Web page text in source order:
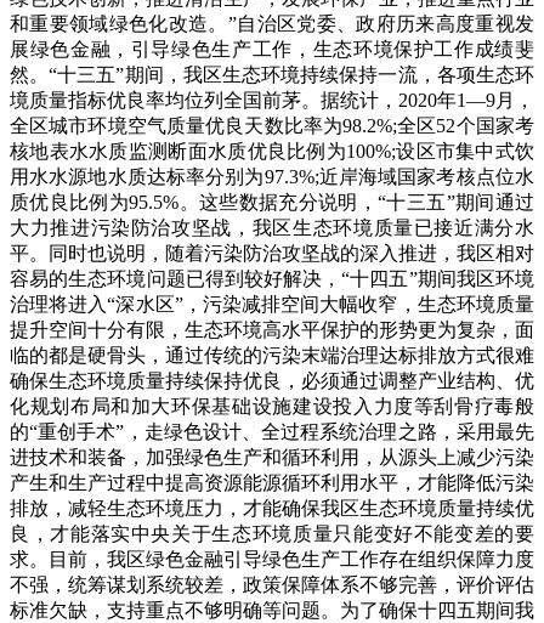
和重要领域绿色化改造。”自治区党委、政府历来高度重视发
展绿色金融，引导绿色生产工作，生态环境保护工作成绩斐
然。“十三五”期间，我区生态环境持续保持一流，各项生态环
境质量指标优良率均位列全国前茅。据统计，2020年1—9月，
全区城市环境空气质量优良天数比率为98.2%;全区52个国家考
核地表水水质监测断面水质优良比例为100%;设区市集中式饮
用水水源地水质达标率分别为97.3%;近岸海域国家考核点位水
质优良比例为95.5%。这些数据充分说明，“十三五”期间通过
大力推进污染防治攻坚战，我区生态环境质量已接近满分水
平。同时也说明，随着污染防治攻坚战的深入推进，我区相对
容易的生态环境问题已得到较好解决，“十四五”期间我区环境
治理将进入“深水区”，污染减排空间大幅收窄，生态环境质量
提升空间十分有限，生态环境高水平保护的形势更为复杂，面
临的都是硬骨头，通过传统的污染末端治理达标排放方式很难
确保生态环境质量持续保持优良，必须通过调整产业结构、优
化规划布局和加大环保基础设施建设投入力度等刮骨疗毒般
的“重创手术”，走绿色设计、全过程系统治理之路，采用最先
进技术和装备，加强绿色生产和循环利用，从源头上减少污染
产生和生产过程中提高资源能源循环利用水平，才能降低污染
排放，减轻生态环境压力，才能确保我区生态环境质量持续优
良，才能落实中央关于生态环境质量只能变好不能变差的要
求。目前，我区绿色金融引导绿色生产工作存在组织保障力度
不强，统筹谋划系统较差，政策保障体系不够完善，评价评估
标准欠缺，支持重点不够明确等问题。为了确保十四五期间我